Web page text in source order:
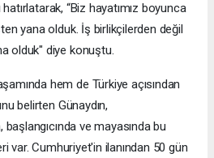
hatırlatarak, “Biz hayatımız boyunca
yana olduk. İş birlikçilerden değil
olduk" diye konuştu.
hem de Türkiye açısından
belirten Günaydın,
ve mayasında bu
var. Cumhuriyet'in ilanından 50 gün